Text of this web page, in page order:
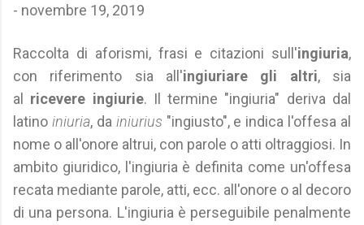
- novembre 19, 2019
Raccolta di aforismi, frasi e citazioni sull'ingiuria,
con riferimento sia all'ingiuriare gli altri, sia
al ricevere ingiurie. Il termine "ingiuria" deriva dal
latino iniuria, da iniurius "ingiusto", e indica l'offesa al
nome o all'onore altrui, con parole o atti oltraggiosi. In
ambito giuridico, l'ingiuria è definita come un'offesa
recata mediante parole, atti, ecc. all'onore o al decoro
di una persona. L'ingiuria è perseguibile penalmente